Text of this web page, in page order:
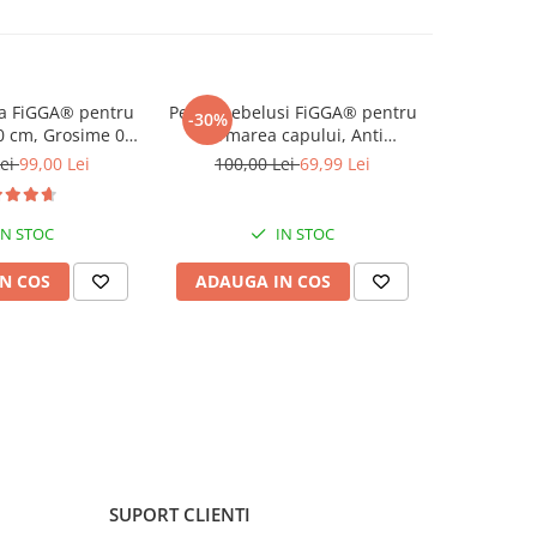
FiGGA® pentru
cm, Grosime 0.8
protectie,
interactiv si
activitati de
99,00 Lei
STOC
COS
-30%
Perna bebelusi FiGGA® pentru
formarea capului, Anti
Plagiocefalie, Spuma cu
100,00 Lei69,99 Lei
IN STOC
ADAUGA IN COS
SUPORT CLIENTI